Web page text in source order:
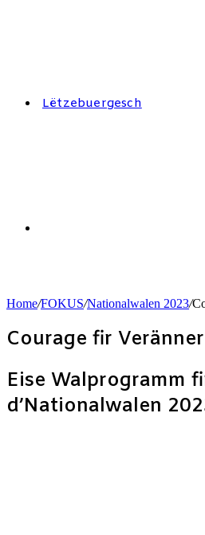
Lëtzebuergesch
for
Home/FOKUS/Nationalwalen 2023/
Courage fir
Eise Walprogramm
d’Nationalwalen